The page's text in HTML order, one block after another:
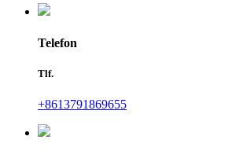
Telefon
Tlf.
+8613791869655